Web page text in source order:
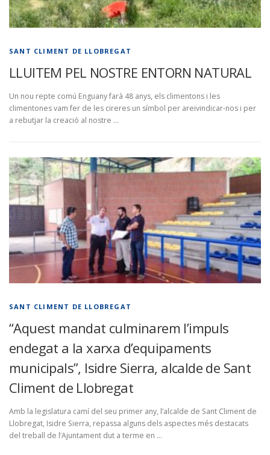
SANT CLIMENT DE LLOBREGAT
LLUITEM PEL NOSTRE ENTORN NATURAL
Un nou repte comú Enguany farà 48 anys, els climentons i les
climentones vam fer de les cireres un símbol per areivindicar-nos i per
a rebutjar la creació al nostre …
SANT CLIMENT DE LLOBREGAT
“Aquest mandat culminarem l’impuls
endegat a la xarxa d’equipaments
municipals”, Isidre Sierra, alcalde de Sant
Climent de Llobregat
Amb la legislatura camí del seu primer any, l’alcalde de Sant Climent de
Llobregat, Isidre Sierra, repassa alguns dels aspectes més destacats
del treball de l’Ajuntament dut a terme en …